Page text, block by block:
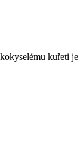
kuřeti